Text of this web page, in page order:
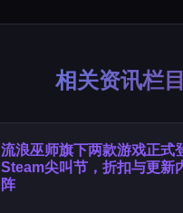
相关资讯栏目
流浪巫师旗下两款游戏正式
Steam尖叫节，折扣与更新
阵